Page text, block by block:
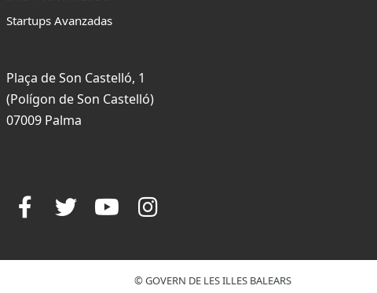
Startups Avanzadas
Plaça de Son Castelló, 1
(Polígon de Son Castelló)
07009 Palma
© GOVERN DE LES ILLES BALEARS